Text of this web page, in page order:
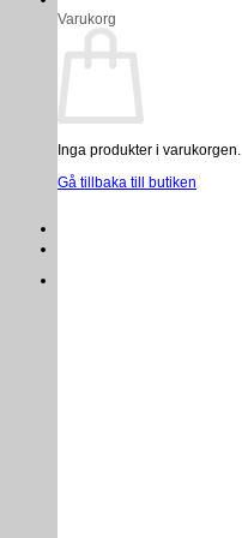
Varukorg
Inga produkter i varukorgen.
Gå tillbaka till butiken